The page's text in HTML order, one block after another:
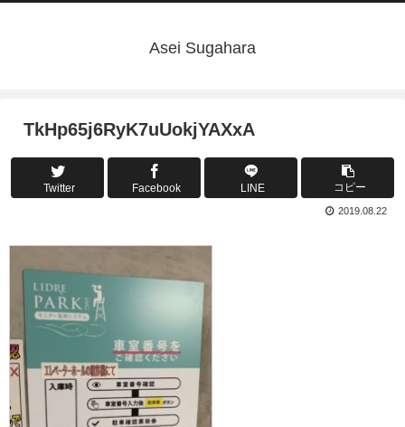
Asei Sugahara
TkHp65j6RyK7uUokjYAXxA
Twitter Facebook LINE コピー
2019.08.22